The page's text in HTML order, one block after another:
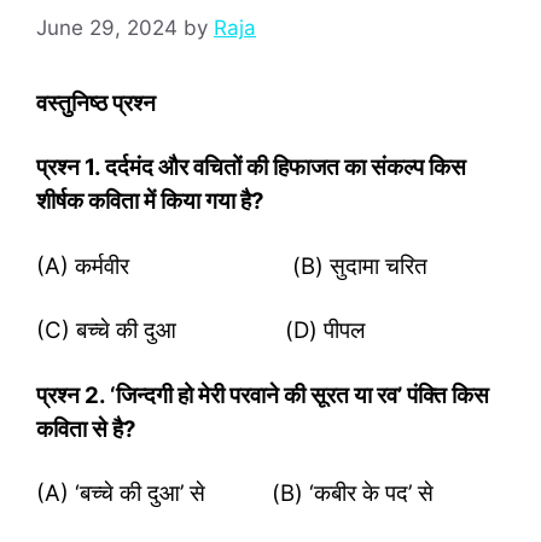
June 29, 2024 by Raja
वस्तुनिष्ठ प्रश्‍न
प्रश्‍न1. दर्दमंद और वचितों की हिफाजत का संकल्प किस
शीर्षक कविता में किया गया है?
(A) कर्मवीर (B) सुदामा चरित
(C) बच्चे की दुआ (D) पीपल
प्रश्‍न2. ‘जिन्दगी हो मेरी परवाने की सूरत या रव’ पंक्ति किस
कविता से है?
(A) ‘बच्चे की दुआ’ से (B) ‘कबीर के पद’ से